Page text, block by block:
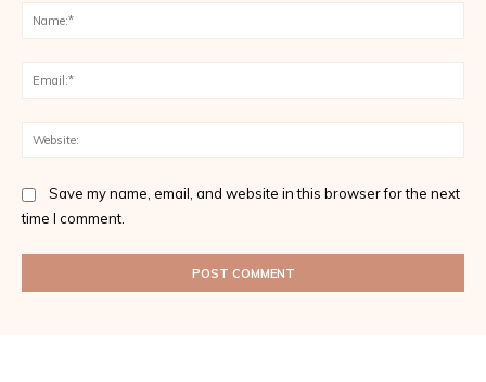
Save my name, email, and website in this browser for the next
time I comment.